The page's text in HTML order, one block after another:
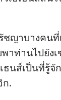
ชญา​บาง​คน​
า​ท่าน​ไป​ยัง​
เธนส์​เป็น​ที่​รู้​
ก.